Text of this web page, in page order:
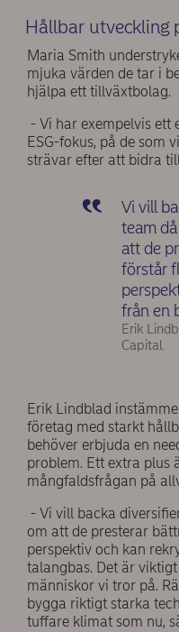
Hållbar utveckling
Maria Smith
mjuka värden de tar i
hjälpa ett tillväxtbolag.
- Vi har exempelvis ett
ESG-fokus, på de som
strävar efter att bidra
Vi vill
team
att de
förstår
från en
Erik
Capital.
Erik Lindblad
företag med starkt
behöver erbjuda en
problem. Ett extra plus
mångfaldsfrågan på
- Vi vill backa
om att de presterar
perspektiv och kan
talangbas. Det är
människor vi tror på.
bygga riktigt starka
tuffare klimat som nu,